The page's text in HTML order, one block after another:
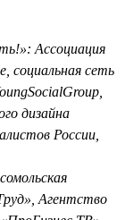
Ассоциация
сеть
дизайна
России,
Агентство